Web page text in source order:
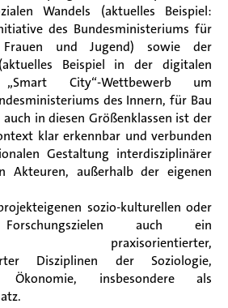
Wandels (aktuelles Beispiel:
des Bundesministeriums für
Frauen und Jugend) sowie der
Beispiel in der digitalen
„Smart City“-Wettbewerb um
des Innern, für Bau
in diesen Größenklassen ist der
klar erkennbar und verbunden
Gestaltung interdisziplinärer
Akteuren, außerhalb der eigenen
sozio-kulturellen oder
Forschungszielen auch ein
praxisorientierter,
Disziplinen der Soziologie,
Ökonomie, insbesondere als